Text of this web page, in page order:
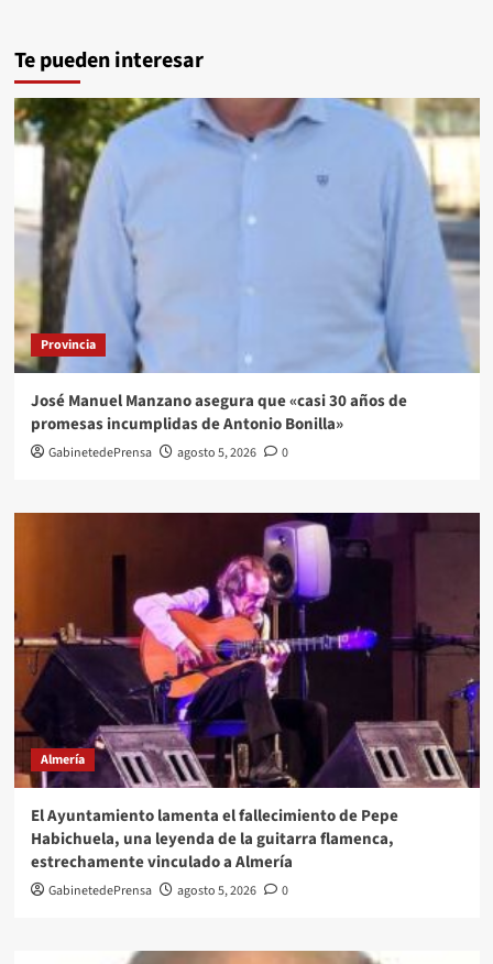
Te pueden interesar
Provincia
José Manuel Manzano asegura que «casi 30 años de
promesas incumplidas de Antonio Bonilla»
GabinetedePrensa agosto 5, 2026 0
Almería
El Ayuntamiento lamenta el fallecimiento de Pepe
Habichuela, una leyenda de la guitarra flamenca,
estrechamente vinculado a Almería
GabinetedePrensa agosto 5, 2026 0